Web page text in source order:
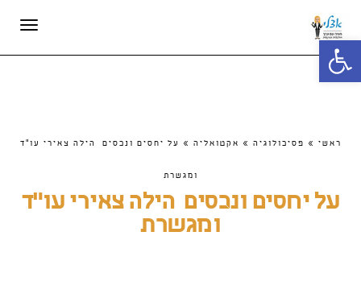
פתח סרגל נגישות
ראשי » פסיכולוגיה » אקטואליה » על יחסים ונכסים הילה צאירי עו"ד
ומגשרת
על יחסים ונכסים הילה צאירי עו"ד
ומגשרת